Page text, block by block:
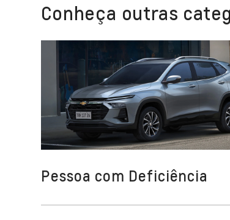
Conheça outras
Pessoa com Deficiência